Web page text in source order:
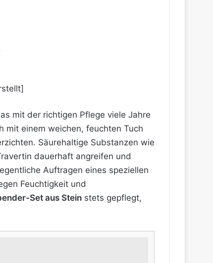
mit der richtigen Pflege viele Jahre
mit einem weichen, feuchten Tuch
Säurehaltige Substanzen wie
dauerhaft angreifen und
Auftragen eines speziellen
Feuchtigkeit und
Set aus Stein stets gepflegt,